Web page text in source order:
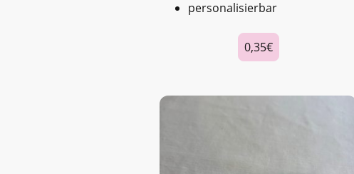
personalisierbar
0,35€